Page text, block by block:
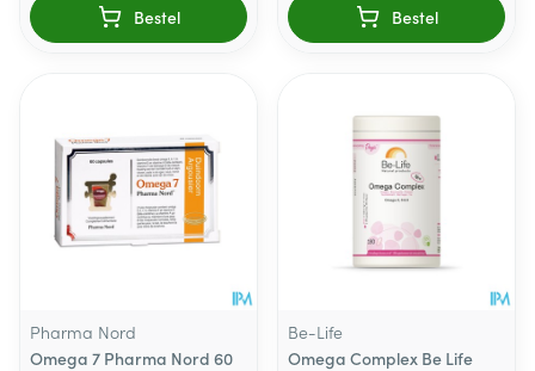
Bestel Bestel
Pharma Nord
Omega 7 Pharma Nord 60
Be-Life
Omega Complex Be Life